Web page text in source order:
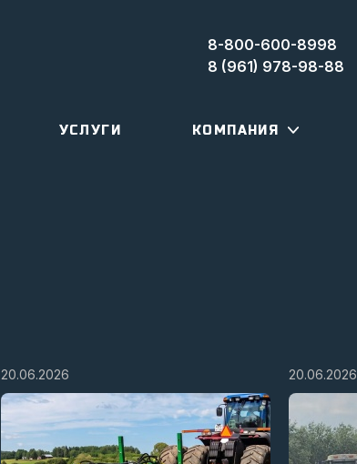
8-800-600-8998
8 (961) 978-98-88
УСЛУГИ КОМПАНИЯ
20.06.2026 20.06.2026